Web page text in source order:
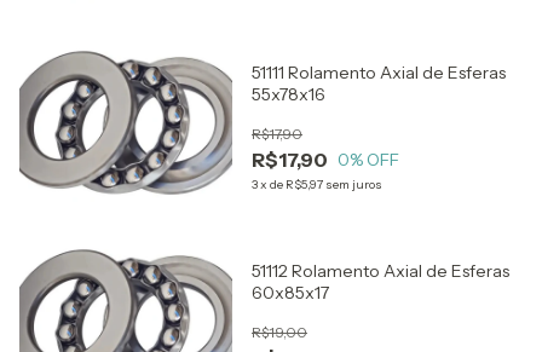
51111 Rolamento Axial de Esferas
55x78x16
R$17,90
R$17,90
0% OFF
3x de R$5,97 sem juros
51112 Rolamento Axial de Esferas
60x85x17
R$19,00